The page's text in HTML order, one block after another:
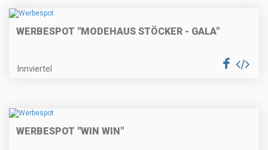
WERBESPOT "MODEHAUS STÖCKER - GALA"
Innviertel
WERBESPOT "WIN WIN"